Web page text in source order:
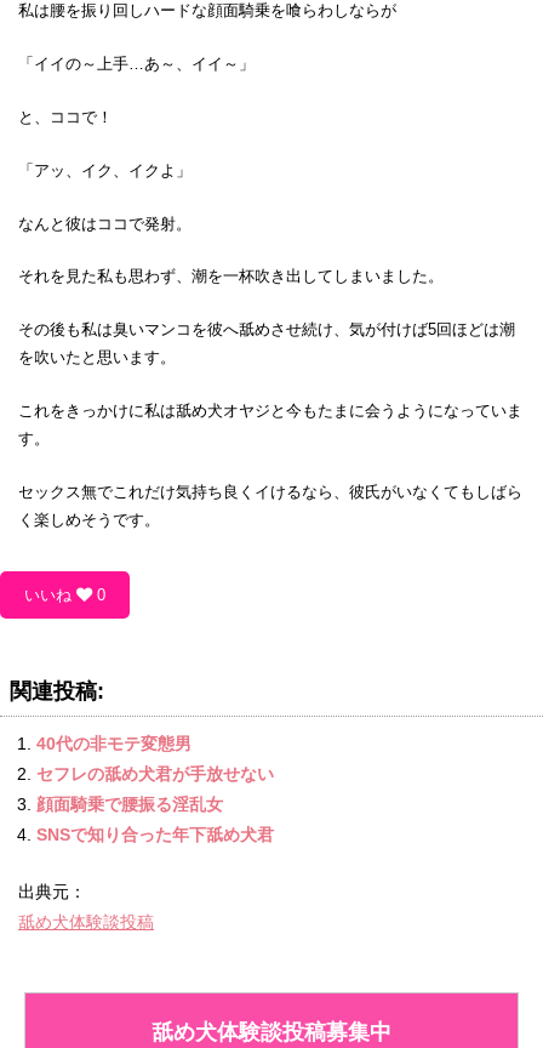
私は腰を振り回しハードな顔面騎乗を喰らわしならが
「イイの～上手…あ～、イイ～」
と、ココで！
「アッ、イク、イクよ」
なんと彼はココで発射。
それを見た私も思わず、潮を一杯吹き出してしまいました。
その後も私は臭いマンコを彼へ舐めさせ続け、気が付けば5回ほどは潮
を吹いたと思います。
これをきっかけに私は舐め犬オヤジと今もたまに会うようになっていま
す。
セックス無でこれだけ気持ち良くイけるなら、彼氏がいなくてもしばら
く楽しめそうです。
いいね 0
関連投稿:
40代の非モテ変態男
セフレの舐め犬君が手放せない
顔面騎乗で腰振る淫乱女
SNSで知り合った年下舐め犬君
出典元：
舐め犬体験談投稿
舐め犬体験談投稿募集中